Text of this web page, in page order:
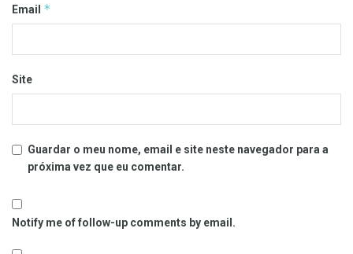
Email *
Site
Guardar o meu nome, email e site neste navegador para a
próxima vez que eu comentar.
Notify me of follow-up comments by email.